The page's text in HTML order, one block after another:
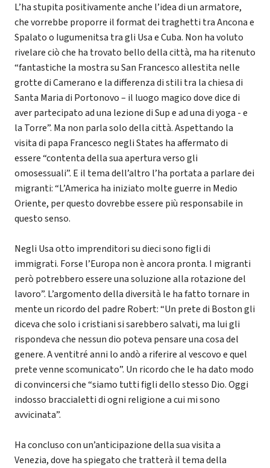
L’ha stupita positivamente anche l’idea di un armatore,
che vorrebbe proporre il format dei traghetti tra Ancona e
Spalato o Iugumenitsa tra gli Usa e Cuba. Non ha voluto
rivelare ciò che ha trovato bello della città, ma ha ritenuto
“fantastiche la mostra su San Francesco allestita nelle
grotte di Camerano e la differenza di stili tra la chiesa di
Santa Maria di Portonovo – il luogo magico dove dice di
aver partecipato ad una lezione di Sup e ad una di yoga - e
la Torre”. Ma non parla solo della città. Aspettando la
visita di papa Francesco negli States ha affermato di
essere “contenta della sua apertura verso gli
omosessuali”. E il tema dell’altro l’ha portata a parlare dei
migranti: “L’America ha iniziato molte guerre in Medio
Oriente, per questo dovrebbe essere più responsabile in
questo senso.
Negli Usa otto imprenditori su dieci sono figli di
immigrati. Forse l’Europa non è ancora pronta. I migranti
però potrebbero essere una soluzione alla rotazione del
lavoro”. L’argomento della diversità le ha fatto tornare in
mente un ricordo del padre Robert: “Un prete di Boston gli
diceva che solo i cristiani si sarebbero salvati, ma lui gli
rispondeva che nessun dio poteva pensare una cosa del
genere. A ventitré anni lo andò a riferire al vescovo e quel
prete venne scomunicato”. Un ricordo che le ha dato modo
di convincersi che “siamo tutti figli dello stesso Dio. Oggi
indosso braccialetti di ogni religione a cui mi sono
avvicinata”.
Ha concluso con un’anticipazione della sua visita a
Venezia, dove ha spiegato che tratterà il tema della